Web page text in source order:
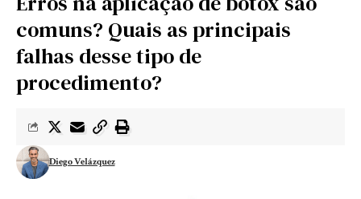
comuns? Quais as principais
falhas desse tipo de
procedimento?
Diego Velázquez